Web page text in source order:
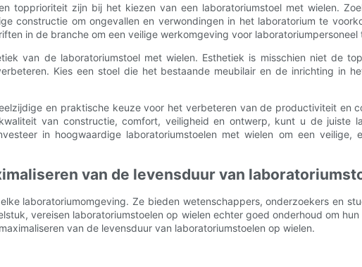
topprioriteit zijn bij het kiezen van een laboratoriumstoel met wielen.
constructie om ongevallen en verwondingen in het laboratorium te
in de branche om een ​​veilige werkomgeving voor laboratoriumpersoneel
van de laboratoriumstoel met wielen. Esthetiek is misschien niet de
Kies een stoel die het bestaande meubilair en de inrichting in
en praktische keuze voor het verbeteren van de productiviteit en
van constructie, comfort, veiligheid en ontwerp, kunt u de juiste
in hoogwaardige laboratoriumstoelen met wielen om een
van de levensduur van
laboratoriumomgeving. Ze bieden wetenschappers, onderzoekers en
vereisen laboratoriumstoelen op wielen echter goed onderhoud om
van de levensduur van laboratoriumstoelen op wielen.